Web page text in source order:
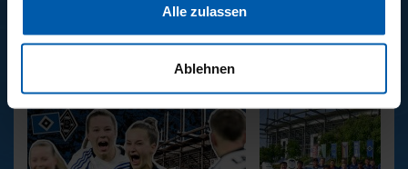
Trigger Symbol ändern oder widerrufen
Ihr Gerät durch aktives Scannen nach bestimmten
Merkmalen (Fingerprinting) identifizieren
Alle zulassen
Ablehnen
BAYER LEVERKUSEN -